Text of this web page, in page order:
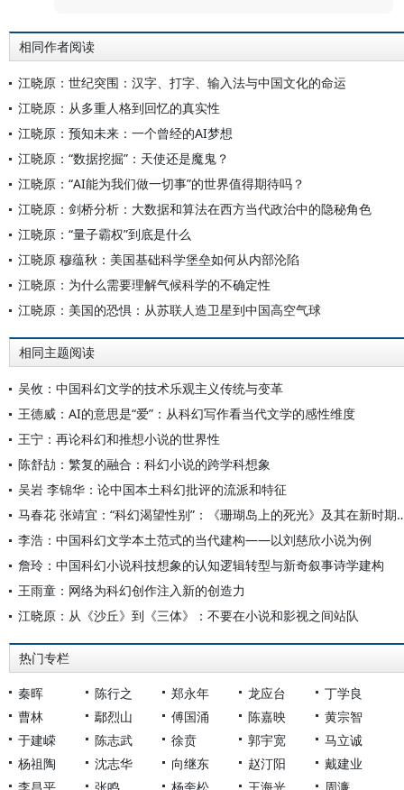
相同作者阅读
江晓原：世纪突围：汉字、打字、输入法与中国文化的命运
江晓原：从多重人格到回忆的真实性
江晓原：预知未来：一个曾经的AI梦想
江晓原：“数据挖掘”：天使还是魔鬼？
江晓原：“AI能为我们做一切事”的世界值得期待吗？
江晓原：剑桥分析：大数据和算法在西方当代政治中的隐秘角色
江晓原：“量子霸权”到底是什么
江晓原 穆蕴秋：美国基础科学堡垒如何从内部沦陷
江晓原：为什么需要理解气候科学的不确定性
江晓原：美国的恐惧：从苏联人造卫星到中国高空气球
相同主题阅读
吴攸：中国科幻文学的技术乐观主义传统与变革
王德威：AI的意思是“爱”：从科幻写作看当代文学的感性维度
王宁：再论科幻和推想小说的世界性
陈舒劼：繁复的融合：科幻小说的跨学科想象
吴岩 李锦华：论中国本土科幻批评的流派和特征
马春花 张靖宜：“科幻渴望性
李浩：中国科幻文学本土范式的当代建构——以刘慈欣小说为例
詹玲：中国科幻小说科技想象的认知逻辑转型与新奇叙事诗学建构
王雨童：网络为科幻创作注入新的创造力
江晓原：从《沙丘》到《三体》：不要在小说和影视之间站队
热门专栏
秦晖 陈行之 郑永年 龙应台
丁学良
曹林
鄢烈山 傅国涌 陈嘉映
黄宗智
于建嵘
陈志武 徐贲 郭宇宽
马立诚
杨祖陶
沈志华 向继东 赵汀阳
戴建业